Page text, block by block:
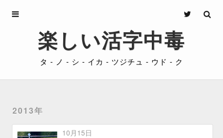
楽しい活字中毒
タ - ノ - シ - イカ - ツジチュ - ウド - ク
2013年
10月15日
Archives